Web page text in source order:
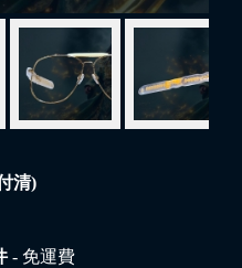
清)
- 免運費